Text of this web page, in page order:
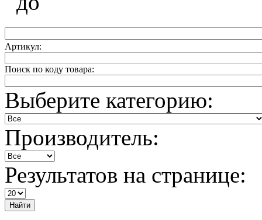
Артикул:
Поиск по коду товара:
Выберите категорию:
Производитель:
Результатов на странице:
Найти